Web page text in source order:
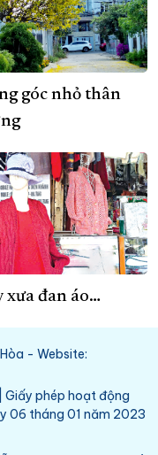
góc nhỏ thân
xưa đan áo…
- Website:
Giấy phép hoạt động
06 tháng 01 năm 2023